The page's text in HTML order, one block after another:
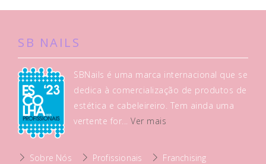
SB NAILS
SBNails é uma marca internacional que se
dedica à comercialização de produtos de
estética e cabeleireiro. Tem ainda uma
vertente for...Ver mais
Sobre Nós Profissionais Franchising